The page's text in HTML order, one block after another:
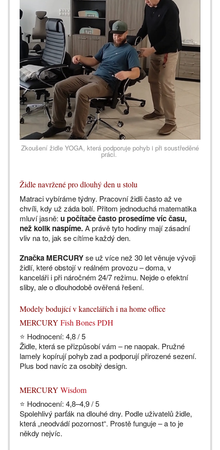
Zkoušení židle YOGA, která podporuje pohyb i při soustředěné
práci.
Židle navržené pro dlouhý den u stolu
Matraci vybíráme týdny. Pracovní židli často až ve
chvíli, kdy už záda bolí. Přitom jednoduchá matematika
mluví jasně: u počítače často prosedíme víc času,
než kolik naspíme.A právě tyto hodiny mají zásadní
vliv na to, jak se cítíme každý den.
Značka MERCURYse už více než 30 let věnuje vývoji
židlí, které obstojí v reálném provozu – doma, v
kanceláři i při náročném 24/7 režimu. Nejde o efektní
sliby, ale o dlouhodobě ověřená řešení.
Modely bodující v kancelářích i na home office
MERCURY Fish Bones PDH
⭐ Hodnocení: 4,8 / 5
Židle, která se přizpůsobí vám – ne naopak. Pružné
lamely kopírují pohyb zad a podporují přirozené sezení.
Plus bod navíc za osobitý design.
MERCURY Wisdom
⭐ Hodnocení: 4,8–4,9 / 5
Spolehlivý parťák na dlouhé dny. Podle uživatelů židle,
která „neodvádí pozornost“. Prostě funguje – a to je
někdy nejvíc.